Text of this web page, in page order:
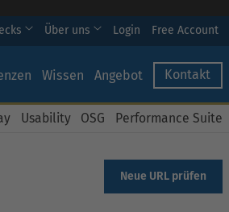
Über uns Login Free Account
Wissen Angebot Kontakt
Usability OSG Performance Suite
Neue URL prüfen